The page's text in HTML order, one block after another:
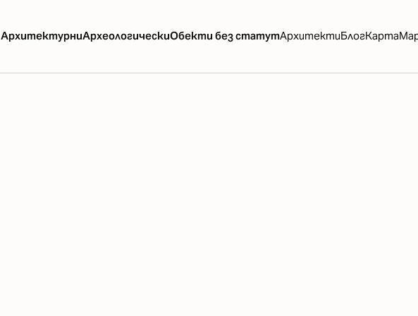
АрхитектурниАрхеологическиОбекти без статутАрхитектиБлогКарта